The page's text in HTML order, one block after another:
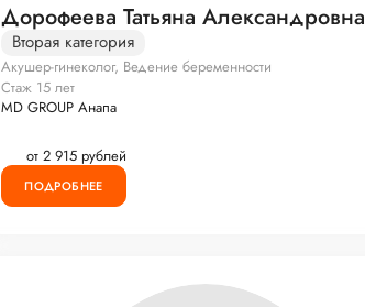
Дорофеева Татьяна Александровна
Вторая категория
Акушер-гинеколог, Ведение беременности
Стаж 15 лет
MD GROUP Анапа
от 2 915 рублей
ПОДРОБНЕЕ